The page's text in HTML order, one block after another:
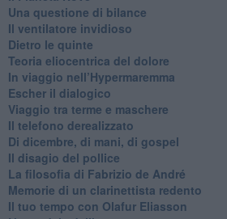
​Una questione di bilance
​Il ventilatore invidioso
​Dietro le quinte
​Teoria eliocentrica del dolore
In viaggio nell’Hypermaremma
​Escher il dialogico
​Viaggio tra terme e maschere
Il telefono derealizzato
​Di dicembre, di mani, di gospel
​Il disagio del pollice
​La filosofia di Fabrizio de André
Memorie di un clarinettista redento
​Il tuo tempo con Olafur Eliasson